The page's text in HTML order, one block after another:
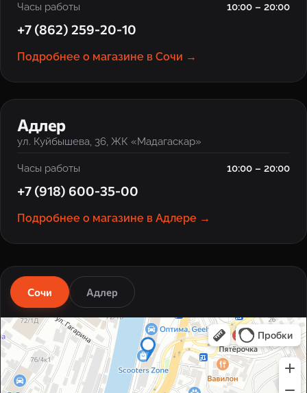
Часы работы 10:00 – 20:00
+7 (862) 259-20-10
Подробнее о магазине в Сочи →
‹ ›
Адлер
ул. Куйбышева, 36, ЖК «Мадагаскар»
Часы работы 10:00 – 20:00
+7 (918) 600-35-00
Подробнее о магазине в Адлере →
Сочи Адлер